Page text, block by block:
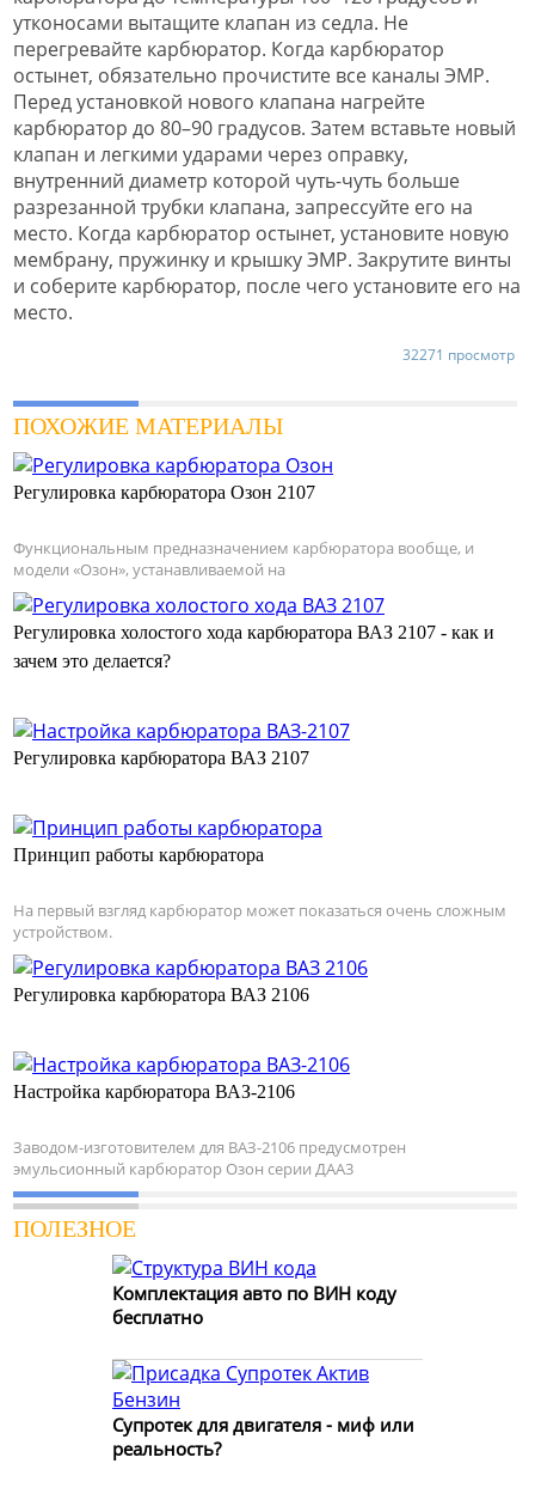
утконосами вытащите клапан из седла. Не
перегревайте карбюратор. Когда карбюратор
остынет, обязательно прочистите все каналы ЭМР.
Перед установкой нового клапана нагрейте
карбюратор до 80–90 градусов. Затем вставьте новый
клапан и легкими ударами через оправку,
внутренний диаметр которой чуть-чуть больше
разрезанной трубки клапана, запрессуйте его на
место. Когда карбюратор остынет, установите новую
мембрану, пружинку и крышку ЭМР. Закрутите винты
и соберите карбюратор, после чего установите его на
место.
32271 просмотр
ПОХОЖИЕ МАТЕРИАЛЫ
Регулировка карбюратора Озон 2107
Функциональным предназначением карбюратора вообще, и
модели «Озон», устанавливаемой на
Регулировка холостого хода карбюратора ВАЗ 2107 - как и
зачем это делается?
Регулировка карбюратора ВАЗ 2107
Принцип работы карбюратора
На первый взгляд карбюратор может показаться очень сложным
устройством.
Регулировка карбюратора ВАЗ 2106
Настройка карбюратора ВАЗ-2106
Заводом-изготовителем для ВАЗ-2106 предусмотрен
эмульсионный карбюратор Озон серии ДАА3
ПОЛЕЗНОЕ
Комплектация авто по ВИН коду
бесплатно
Супротек для двигателя - миф или
реальность?